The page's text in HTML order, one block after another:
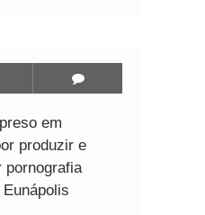
em
produzir e
pornografia